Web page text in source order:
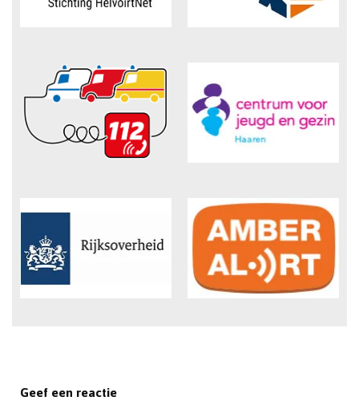
Geef een reactie